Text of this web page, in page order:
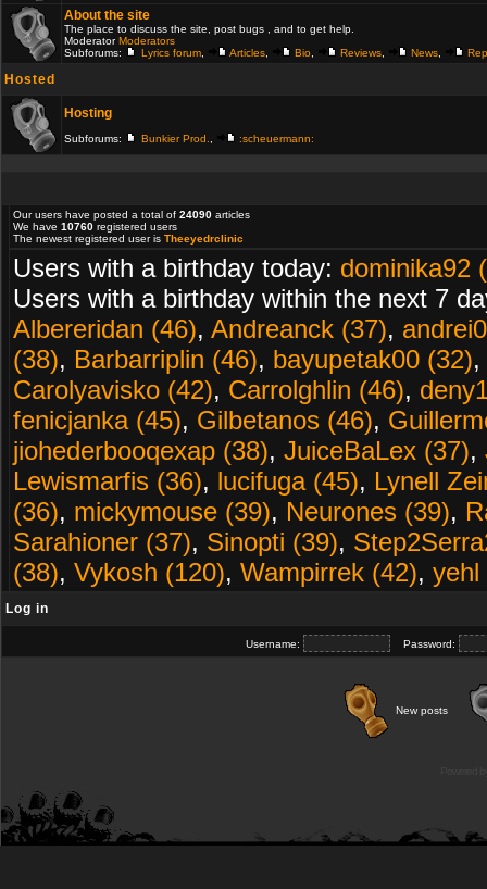
About the site
The place to discuss the site, post bugs , and to get help.
ModeratorModerators
Subforums:
Lyrics forum Articles Bio Reviews News
Hosted
Hosting
Subforums: Bunkier Prod. :scheuermann:
Our users have posted a total of 24090 articles
We have 10760 registered users
The newest registered user is Theeyedrclinic
Users with a birthday today: dominika92
Users with a birthday within the next 7
Albereridan (46), Andreanck (37),
(38), Barbarriplin (46), bayupetak00 (32),
Carolyavisko (42), Carrolghlin (46),
fenicjanka (45), Gilbetanos (46),
jiohederbooqexap (38), JuiceBaLex (37),
Lewismarfis (36), lucifuga (45), Lynell
(36), mickymouse (39), Neurones (39),
Sarahioner (37), Sinopti (39),
(38), Vykosh (120), Wampirrek (42), yehl
Log in
Username: Password:
New posts